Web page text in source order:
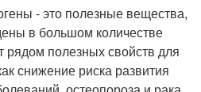
- это полезные вещества,
в большом количестве
рядом полезных свойств для
снижение риска развития